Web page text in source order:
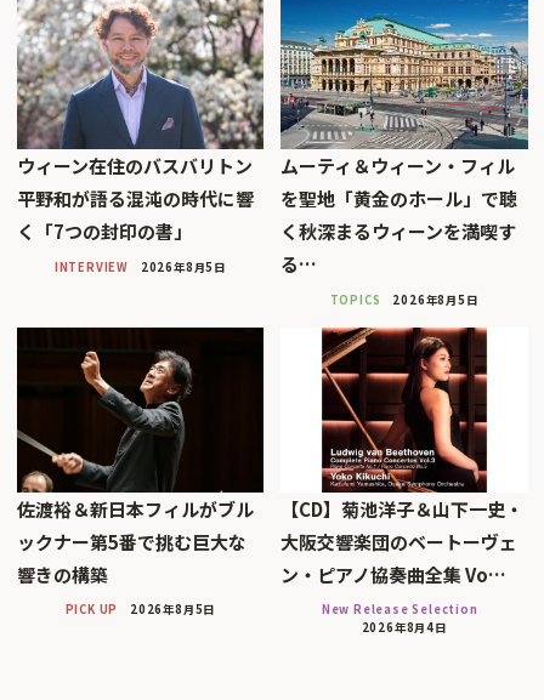
ウィーン在住のバスバリトン
平野和が語る混沌の時代に響
く「7つの封印の書」
INTERVIEW 2026年8月5日
ムーティ＆ウィーン・フィル
を聖地「黄金のホール」で聴
く秋深まるウィーンを満喫す
る…
TOPICS 2026年8月5日
佐渡裕＆新日本フィルがブル
ックナー第5番で挑む巨大な
響きの構築
PICK UP 2026年8月5日
【CD】菊池洋子＆山下一史・
大阪交響楽団のベートーヴェ
ン・ピアノ協奏曲全集 Vo…
New Release Selection
2026年8月4日